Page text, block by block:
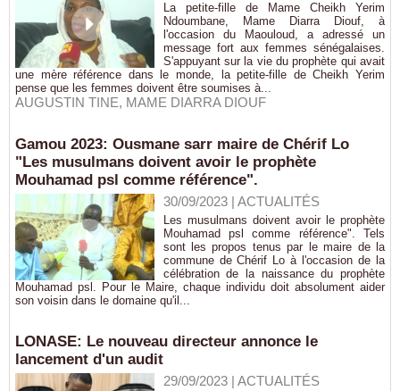
La petite-fille de Mame Cheikh Yerim
Ndoumbane, Mame Diarra Diouf, à
l'occasion du Maouloud, a adressé un
message fort aux femmes sénégalaises.
S'appuyant sur la vie du prophète qui avait
une mère référence dans le monde, la petite-fille de Cheikh Yerim
pense que les femmes doivent être soumises à...
AUGUSTIN TINE, MAME DIARRA DIOUF
Gamou 2023: Ousmane sarr maire de Chérif Lo
"Les musulmans doivent avoir le prophète
Mouhamad psl comme référence".
30/09/2023| ACTUALITÉS
Les musulmans doivent avoir le prophète
Mouhamad psl comme référence". Tels
sont les propos tenus par le maire de la
commune de Chérif Lo à l'occasion de la
célébration de la naissance du prophète
Mouhamad psl. Pour le Maire, chaque individu doit absolument aider
son voisin dans le domaine qu'il...
LONASE: Le nouveau directeur annonce le
lancement d'un audit
29/09/2023| ACTUALITÉS